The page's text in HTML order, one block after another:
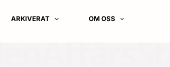
ARKIVERAT OM OSS